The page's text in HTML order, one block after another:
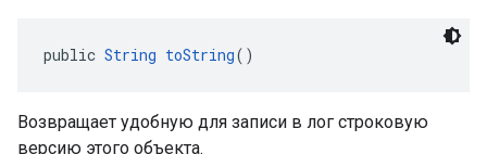
public String toString()
Возвращает удобную для записи в лог строковую
версию этого объекта.